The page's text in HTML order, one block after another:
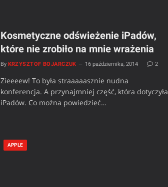
Kosmetyczne odświeżenie iPadów,
które nie zrobiło na mnie wrażenia
By KRZYSZTOF BOJARCZUK 16 października, 2014 2
Zieeeew! To była straaaaasznie nudna
konferencja. A przynajmniej część, która dotyczyła
iPadów. Co można powiedzieć…
APPLE